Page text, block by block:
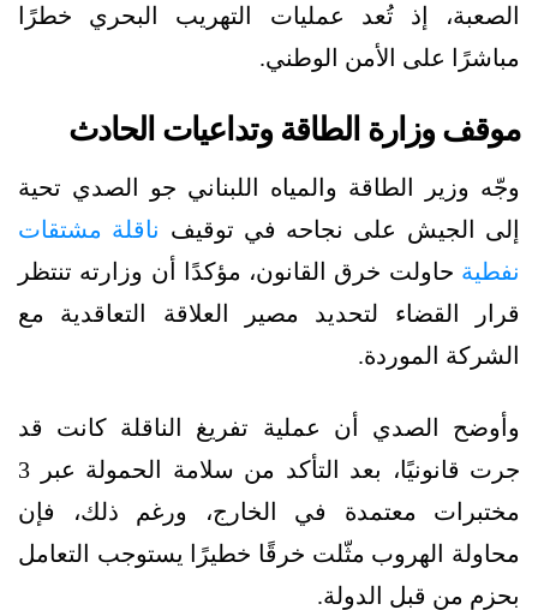
الصعبة، إذ تُعد عمليات التهريب البحري خطرًا
مباشرًا على الأمن الوطني.
موقف وزارة الطاقة وتداعيات الحادث
وجّه وزير الطاقة والمياه اللبناني جو الصدي تحية
إلى الجيش على نجاحه في توقيف ناقلة مشتقات
نفطية حاولت خرق القانون، مؤكدًا أن وزارته تنتظر
قرار القضاء لتحديد مصير العلاقة التعاقدية مع
الشركة الموردة.
وأوضح الصدي أن عملية تفريغ الناقلة كانت قد
جرت قانونيًا، بعد التأكد من سلامة الحمولة عبر 3
مختبرات معتمدة في الخارج، ورغم ذلك، فإن
محاولة الهروب مثّلت خرقًا خطيرًا يستوجب التعامل
بحزم من قبل الدولة.